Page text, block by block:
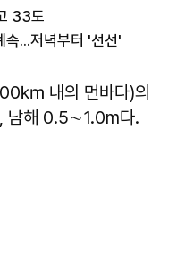
33도
...저녁부터 '선선'
㎞ 내의 먼바다)의
남해 0.5∼1.0m다.